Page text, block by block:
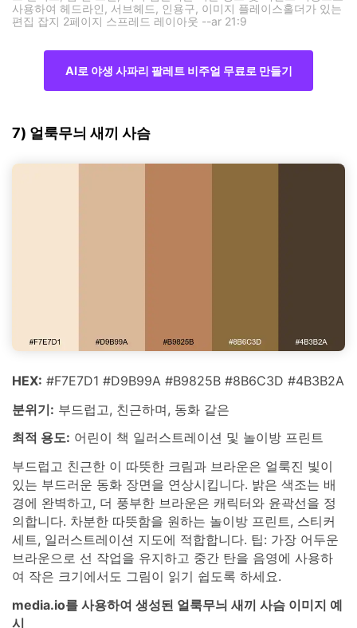
사용하여 헤드라인, 서브헤드, 인용구, 이미지 플레이스홀더가 있는
편집 잡지 2페이지 스프레드 레이아웃 --ar 21:9
AI로 야생 사파리 팔레트 비주얼 무료로 만들기
7) 얼룩무늬 새끼 사슴
HEX: #F7E7D1 #D9B99A #B9825B #8B6C3D #4B3B2A
분위기: 부드럽고, 친근하며, 동화 같은
최적 용도: 어린이 책 일러스트레이션 및 놀이방 프린트
부드럽고 친근한 이 따뜻한 크림과 브라운은 얼룩진 빛이
있는 부드러운 동화 장면을 연상시킵니다. 밝은 색조는 배
경에 완벽하고, 더 풍부한 브라운은 캐릭터와 윤곽선을 정
의합니다. 차분한 따뜻함을 원하는 놀이방 프린트, 스티커
세트, 일러스트레이션 지도에 적합합니다. 팁: 가장 어두운
브라운으로 선 작업을 유지하고 중간 탄을 음영에 사용하
여 작은 크기에서도 그림이 읽기 쉽도록 하세요.
media.io를 사용하여 생성된 얼룩무늬 새끼 사슴 이미지 예
시